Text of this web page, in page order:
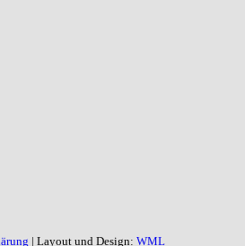
| Layout und Design: WML